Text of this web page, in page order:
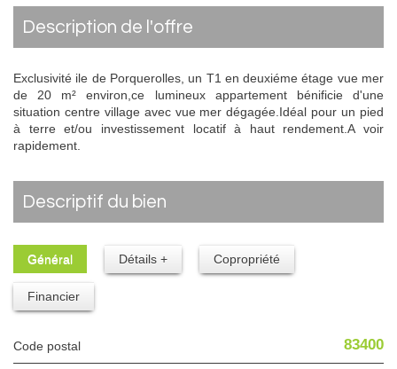
description de l'offre
Exclusivité ile de Porquerolles, un T1 en deuxiéme étage vue mer
de 20 m² environ,ce lumineux appartement bénificie d'une
situation centre village avec vue mer dégagée.Idéal pour un pied
à terre et/ou investissement locatif à haut rendement.A voir
rapidement.
descriptif du bien
Général Détails + Copropriété
Financier
Code postal 83400